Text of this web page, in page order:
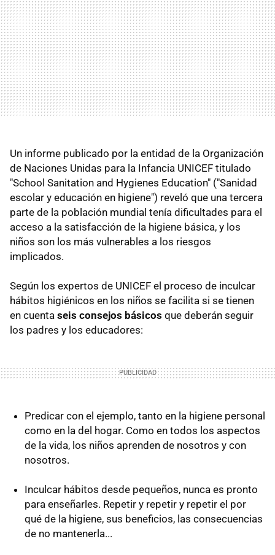
Un informe publicado por la entidad de la Organización
de Naciones Unidas para la Infancia UNICEF titulado
"School Sanitation and Hygienes Education" ("Sanidad
escolar y educación en higiene") reveló que una tercera
parte de la población mundial tenía dificultades para el
acceso a la satisfacción de la higiene básica, y los
niños son los más vulnerables a los riesgos
implicados.
Según los expertos de UNICEF el proceso de inculcar
hábitos higiénicos en los niños se facilita si se tienen
en cuenta seis consejos básicos que deberán seguir
los padres y los educadores:
Predicar con el ejemplo, tanto en la higiene personal
como en la del hogar. Como en todos los aspectos
de la vida, los niños aprenden de nosotros y con
nosotros.
Inculcar hábitos desde pequeños, nunca es pronto
para enseñarles. Repetir y repetir y repetir el por
qué de la higiene, sus beneficios, las consecuencias
de no mantenerla...